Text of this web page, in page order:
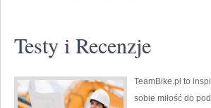
Testy i Recenzje
TeamBike.pl to
sobie miłość do